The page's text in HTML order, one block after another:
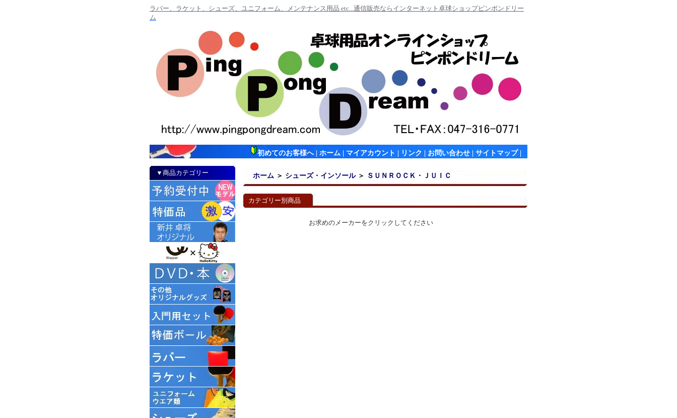
ラバー、ラケット、シューズ、ユニフォーム、メンテナンス用品 etc...通信販売ならインターネット卓球ショップピンポンドリー
ム
初めてのお客様へ| ホーム マイアカウント リンク お問い合わせ サイトマップ|
▼商品カテゴリー ホーム ＞ シューズ・インソール＞ ＳＵＮＲＯＣＫ・ＪＵＩＣ
カテゴリー別商品
お求めのメーカーをクリックしてください